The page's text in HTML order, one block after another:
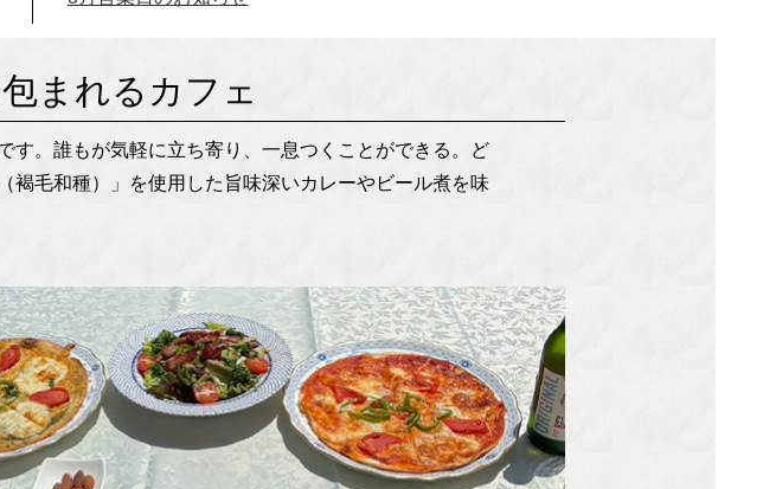
まれるカフェ
す。誰もが気軽に立ち寄り、一息つくことができる。ど
褐毛和種）」を使用した旨味深いカレーやビール煮を味